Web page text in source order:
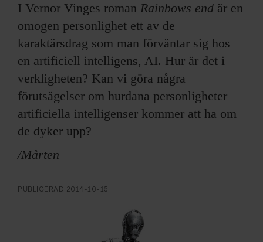
ÄMNEN
ARKIV & E-TIDNING
LYSSNA/PODD
EVENEMANG & RESOR
SHOP
PRENUMERERA PÅ F&F
I Vernor Vinges roman Rainbows end är en
omogen personlighet ett av de
karaktärsdrag som man förväntar sig hos
en artificiell intelligens, AI. Hur är det i
verkligheten? Kan vi göra några
förutsägelser om hurdana personligheter
artificiella intelligenser kommer att ha om
de dyker upp?
/Mårten
PUBLICERAD 2014-10-15